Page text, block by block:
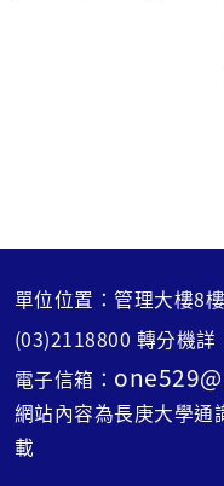
單位位置：管理大樓8
(03)2118800 轉分機詳
電子信箱：
網站內容為長庚大學通
載